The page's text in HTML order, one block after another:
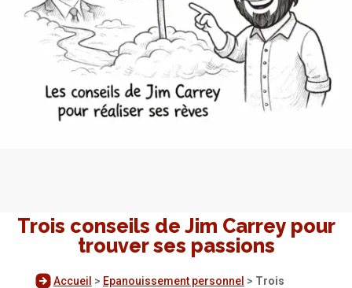
Trois conseils de Jim Carrey pour
trouver ses passions
Accueil > Epanouissement personnel > Trois